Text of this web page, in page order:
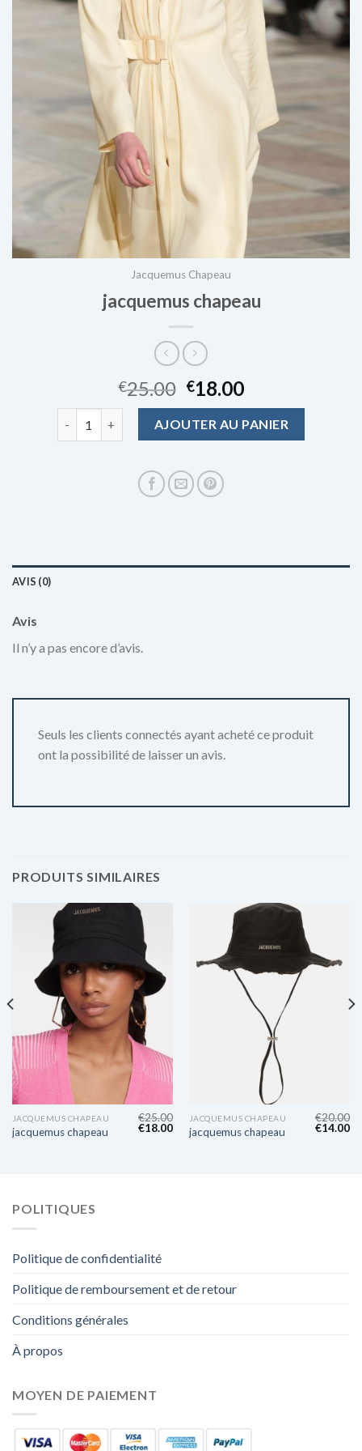
Jacquemus Chapeau
jacquemus chapeau
€25.00 €18.00
quantité de jacquemus chapeau
AJOUTER AU PANIER
AVIS (0)
Avis
Il n’y a pas encore d’avis.
Seuls les clients connectés ayant acheté ce produit
ont la possibilité de laisser un avis.
PRODUITS SIMILAIRES
JACQUEMUS CHAPEAU
jacquemus chapeau
€25.00
€18.00
JACQUEMUS CHAPEAU
jacquemus chapeau
€20.00
€14.00
POLITIQUES
Politique de confidentialité
Politique de remboursement et de retour
Conditions générales
À propos
MOYEN DE PAIEMENT